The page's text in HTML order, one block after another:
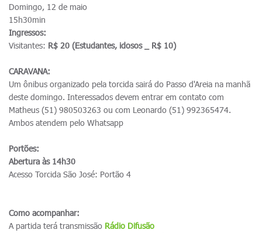
Domingo, 12 de maio
15h30min
Ingressos:
Visitantes: R$ 20 (Estudantes, idosos _ R$ 10)
CARAVANA:
Um ônibus organizado pela torcida sairá do Passo d'Areia na manhã
deste domingo. Interessados devem entrar em contato com
Matheus (51) 980503263 ou com Leonardo (51) 992365474.
Ambos atendem pelo Whatsapp
Portões:
Abertura às 14h30
Acesso Torcida São José: Portão 4
Como acompanhar:
A partida terá transmissão Rádio Difusão